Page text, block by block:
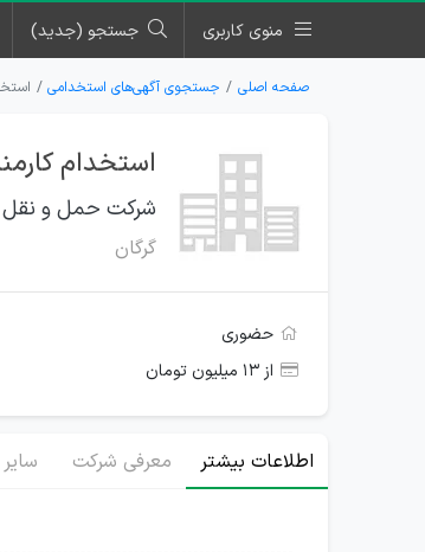
منوی کاربری جستجو (جدید)
صفحه اصلی جستجوی آگهی‌های استخدامی
استخدام
شرکت حمل و نقل
گرگان
حضوری
از ۱۳ میلیون تومان
اطلاعات بیشتر معرفی شرکت